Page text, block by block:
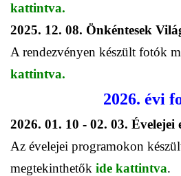
kattintva.
2025. 12. 08. Önkéntesek
A rendezvényen készült fotók
kattintva.
2026. évi
2026. 01. 10 - 02. 03. Évelejei
Az évelejei programokon
megtekinthetők ide kattintva.